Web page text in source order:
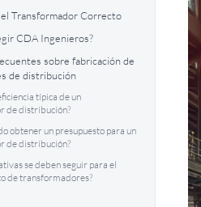
Transformador Correcto
CDA Ingenieros?
sobre fabricación de
de distribución
típica de un
de distribución?
obtener un presupuesto para un
de distribución?
se deben seguir para el
de transformadores?